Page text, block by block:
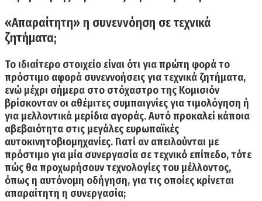
«Απαραίτητη» η συνεννόηση σε τεχνικά
ζητήματα;
Το ιδιαίτερο στοιχείο είναι ότιγια πρώτη φορά το
πρόστιμο αφορά συνεννοήσεις για τεχνικά ζητήματα,
ενώ μέχρι σήμερα στο στόχαστρο της Κομισιόν
βρίσκονταν οι αθέμιτες συμπαιγνίες για τιμολόγηση ή
για μελλοντικά μερίδια αγοράς. Αυτό προκαλεί κάποια
αβεβαιότητα στις μεγάλες ευρωπαϊκές
αυτοκινητοβιομηχανίες. Γιατί αν απειλούνται με
πρόστιμο για μία συνεργασία σε τεχνικό επίπεδο, τότε
πώς θα προχωρήσουν τεχνολογίες του μέλλοντος,
όπως η αυτόνομη οδήγηση, για τις οποίες κρίνεται
απαραίτητη η συνεργασία;